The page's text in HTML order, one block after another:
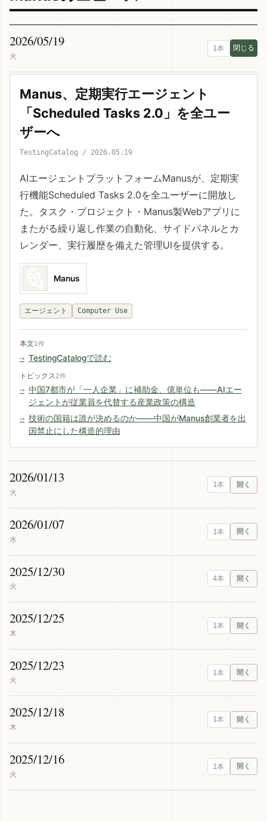
2026/05/19
火
1本
Manus、定期実行エージェント
「Scheduled Tasks 2.0」を全ユー
ザーへ
TestingCatalog / 2026.05.19
AIエージェントプラットフォームManusが、定期実
行機能Scheduled Tasks 2.0を全ユーザーに開放し
た。タスク・プロジェクト・Manus製Webアプリに
またがる繰り返し作業の自動化、サイドパネルとカ
レンダー、実行履歴を備えた管理UIを提供する。
Manus
エージェント Computer Use
本文1件
TestingCatalogで読む
トピックス2件
中国7都市が「一人企業」に補助金、億単位も——AIエー
ジェントが従業員を代替する産業政策の構造
技術の国籍は誰が決めるのか——中国がManus創業者を出
国禁止にした構造的理由
2026/01/13
火
1本
2026/01/07
水
1本
2025/12/30
火
4本
2025/12/25
木
1本
2025/12/23
火
1本
2025/12/18
木
1本
2025/12/16
火
1本